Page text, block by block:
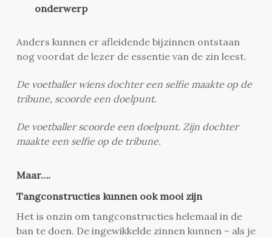
onderwerp
Anders kunnen er afleidende bijzinnen ontstaan
nog voordat de lezer de essentie van de zin leest.
De voetballer wiens dochter een selfie maakte op de
tribune, scoorde een doelpunt.
De voetballer scoorde een doelpunt. Zijn dochter
maakte een selfie op de tribune.
Maar….
Tangconstructies kunnen ook mooi zijn
Het is onzin om tangconstructies helemaal in de
ban te doen. De ingewikkelde zinnen kunnen – als je